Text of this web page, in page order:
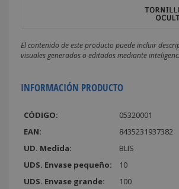
El contenido de este producto puede incluir
visuales generados o editados mediante
INFORMACIÓN PRODUCTO
CÓDIGO:
05320001
EAN:
8435231937382
UD. Medida:
BLIS
UDS. Envase pequeño:
10
UDS. Envase grande:
100